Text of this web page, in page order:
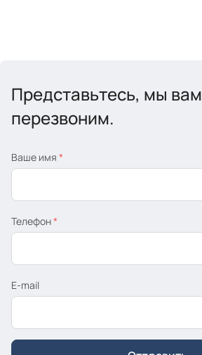
Представьтесь, мы вам
перезвоним.
Ваше имя *
Телефон*
E-mail